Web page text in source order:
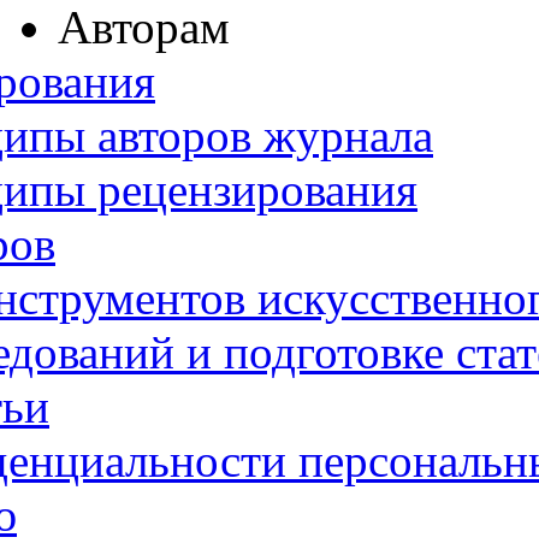
Авторам
авторов журнала
рецензирования
и подготовке